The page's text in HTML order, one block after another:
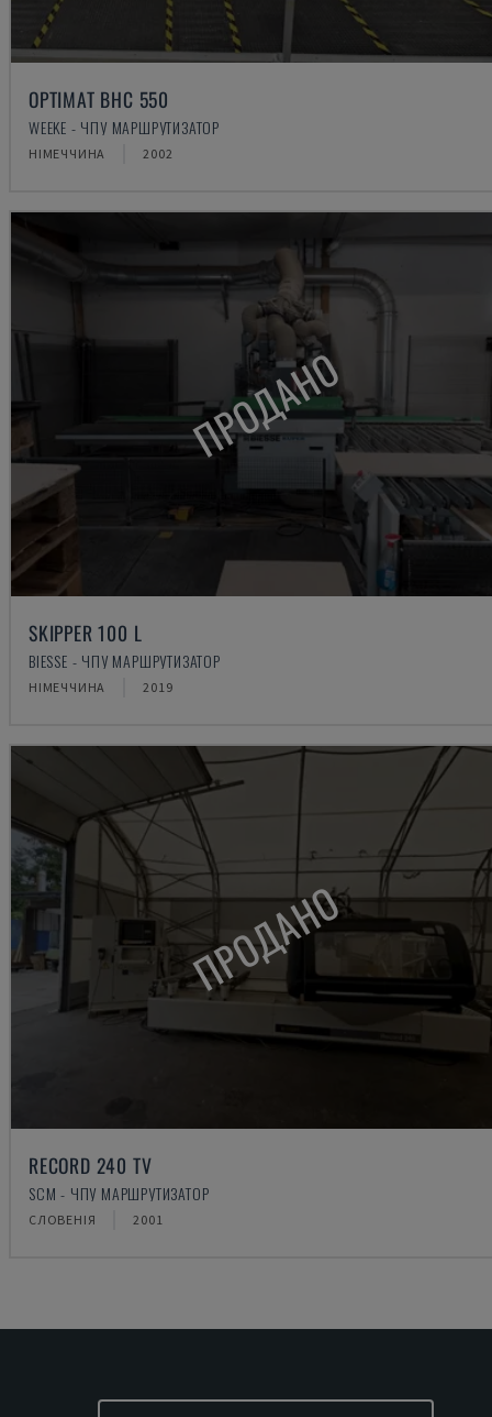
OPTIMAT BHC 550
WEEKE - ЧПУ МАРШРУТИЗАТОР
НІМЕЧЧИНА 2002
ПРОДАНО
SKIPPER 100 L
BIESSE - ЧПУ МАРШРУТИЗАТОР
НІМЕЧЧИНА 2019
ПРОДАНО
RECORD 240 TV
SCM - ЧПУ МАРШРУТИЗАТОР
СЛОВЕНІЯ 2001